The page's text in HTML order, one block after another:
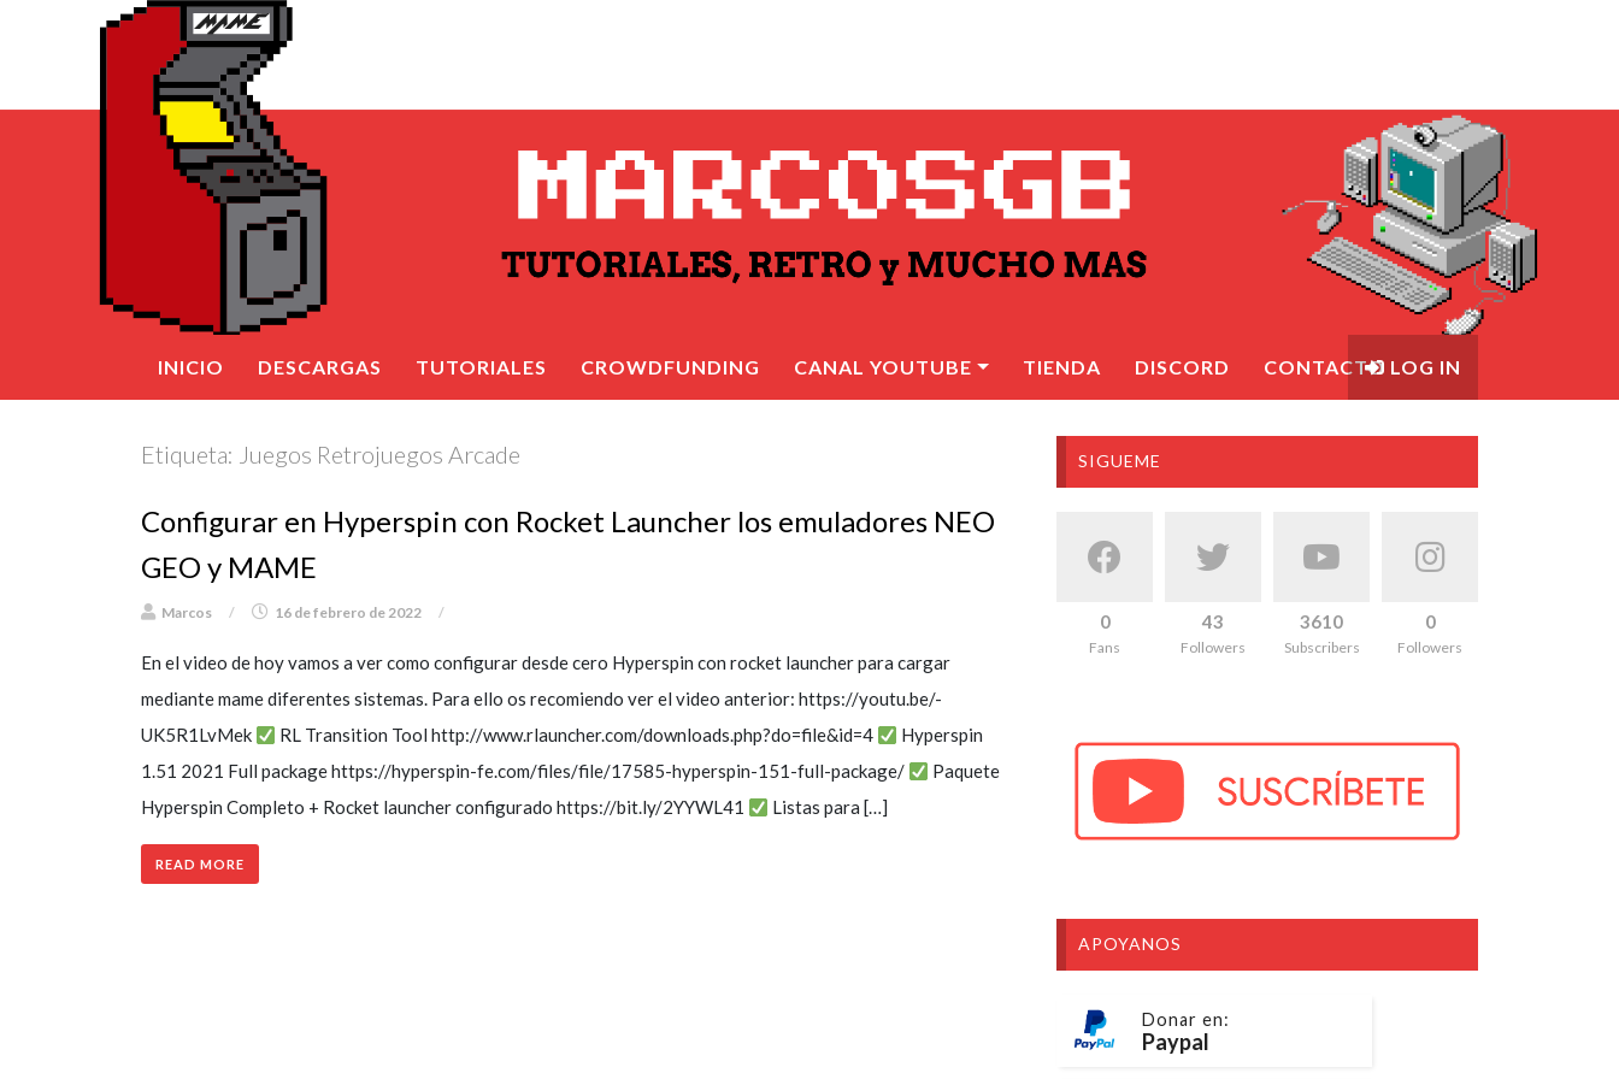
INICIO DESCARGAS TUTORIALES CROWDFUNDING CANAL YOUTUBE TIENDA DISCORD CONTACTO LOG IN
Etiqueta: Juegos Retrojuegos Arcade
Configurar en Hyperspin con Rocket Launcher los emuladores NEO
GEO y MAME
Marcos / 16 de febrero de 2022 /
En el video de hoy vamos a ver como configurar desde cero Hyperspin con rocket launcher para cargar
mediante mame diferentes sistemas. Para ello os recomiendo ver el video anterior: https://youtu.be/-
UK5R1LvMek
RL Transition Tool http://www.rlauncher.com/downloads.php?do=file&id=4
Hyperspin
1.51 2021 Full package https://hyperspin-fe.com/files/file/17585-hyperspin-151-full-package/
Paquete
Hyperspin Completo + Rocket launcher configurado https://bit.ly/2YYWL41
Listas para […]
READ MORE
SIGUEME
0
Fans
43
Followers
3610
Subscribers
0
Followers
APOYANOS
Donar en:
Paypal